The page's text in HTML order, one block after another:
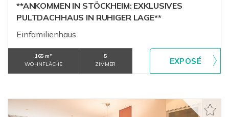
**ANKOMMEN IN STÖCKHEIM: EXKLUSIVES
PULTDACHHAUS IN RUHIGER LAGE**
Einfamilienhaus
165 m²
WOHNFLÄCHE
5
ZIMMER